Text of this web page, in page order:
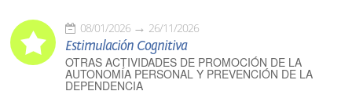
08/01/2026 26/11/2026
Estimulación Cognitiva
OTRAS ACTIVIDADES DE PROMOCIÓN DE LA
AUTONOMÍA PERSONAL Y PREVENCIÓN DE LA
DEPENDENCIA